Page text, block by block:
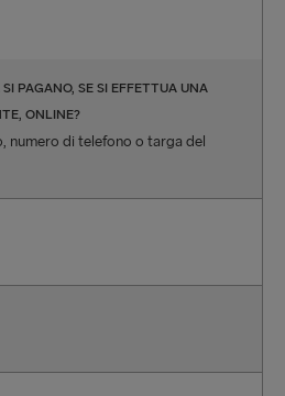
PAGANO, SE SI EFFETTUA UNA
ONLINE?
numero di telefono o targa del